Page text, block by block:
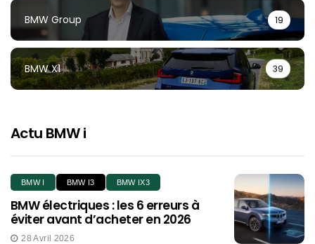
BMW Group 19
BMW X1 39
Actu BMW i
BMW I BMW I3 BMW IX3
BMW électriques : les 6 erreurs à
éviter avant d’acheter en 2026
28 Avril 2026